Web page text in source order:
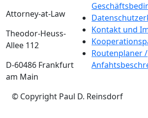
Attorney-at-Law
Theodor-Heuss-
Allee 112
D-60486 Frankfurt
am Main
Kontakt und
Routenplaner /
© Copyright Paul D. Reinsdorf